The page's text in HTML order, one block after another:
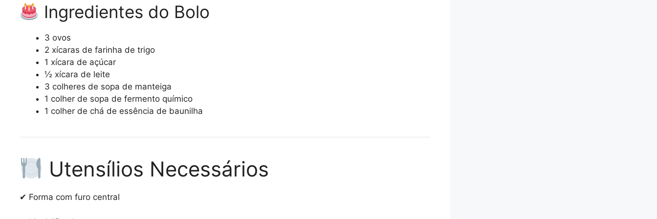
Ingredientes do Bolo
3 ovos
2 xícaras de farinha de trigo
1 xícara de açúcar
½ xícara de leite
3 colheres de sopa de manteiga
1 colher de sopa de fermento químico
1 colher de chá de essência de baunilha
Utensílios Necessários
✔ Forma com furo central